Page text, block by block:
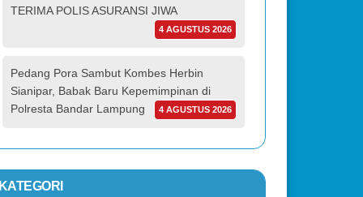
TERIMA POLIS ASURANSI JIWA
4 AGUSTUS 2026
Pedang Pora Sambut Kombes Herbin
Sianipar, Babak Baru Kepemimpinan di
Polresta Bandar Lampung
4 AGUSTUS 2026
KATEGORI